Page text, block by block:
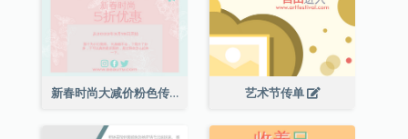
新春时尚大减价粉色传单 艺术节传单